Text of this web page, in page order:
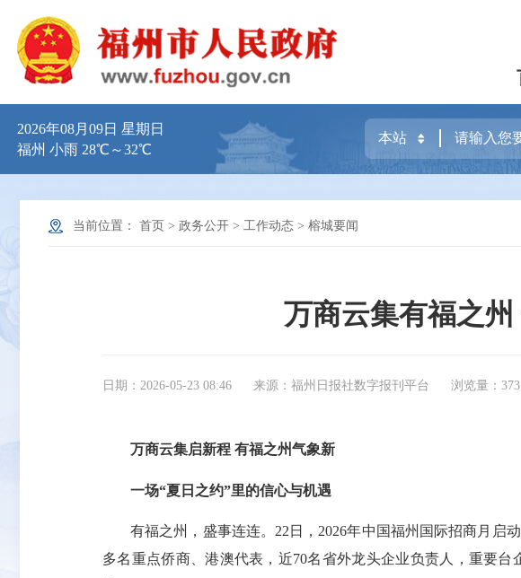
2026年08月09日 星期日
福州 小雨 28℃～32℃
当前位置： 首页 > 政务公开 > 工作动态 > 榕城要闻
万商云集有福之
日期：2026-05-23 08:46 来源：福州日报社数字报刊平台 浏览量：373
万商云集启新程 有福之州气象新
一场“夏日之约”里的信心与机遇
有福之州，盛事连连。22日，2026年中国福州国际招商月启
多名重点侨商、港澳代表，近70名省外龙头企业负责人，重要